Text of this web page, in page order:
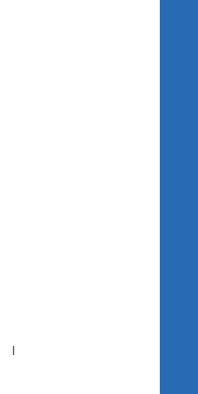
|:      5x